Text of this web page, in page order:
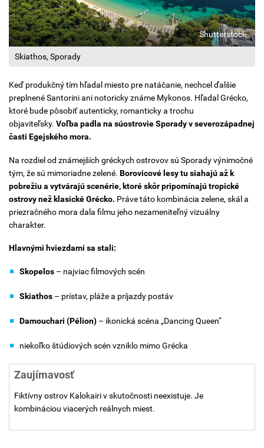
Skiathos, Sporady
Shutterstock
Keď produkčný tím hľadal miesto pre natáčanie, nechcel ďalšie
preplnené Santorini ani notoricky známe Mykonos. Hľadal Grécko,
ktoré bude pôsobiť autenticky, romanticky a trochu
objaviteľsky. Voľba padla na súostrovie Sporady v severozápadnej
časti Egejského mora.
Na rozdiel od známejších gréckych ostrovov sú Sporady výnimočné
tým, že sú mimoriadne zelené. Borovicové lesy tu siahajú až k
pobrežiu a vytvárajú scenérie, ktoré skôr pripomínajú tropické
ostrovy než klasické Grécko. Práve táto kombinácia zelene, skál a
priezračného mora dala filmu jeho nezameniteľný vizuálny
charakter.
Hlavnými hviezdami sa stali:
Skopelos – najviac filmových scén
Skiathos – prístav, pláže a príjazdy postáv
Damouchari (Pélion) – ikonická scéna „Dancing Queen“
niekoľko štúdiových scén vzniklo mimo Grécka
Zaujímavosť
Fiktívny ostrov Kalokairi v skutočnosti neexistuje. Je
kombináciou viacerých reálnych miest.